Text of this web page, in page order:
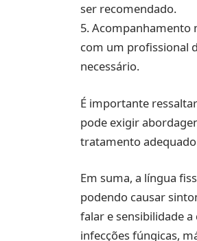
ser recomendado.
5.
com um profissional
necessário.
É importante
pode exigir
tratamento
Em suma, a língua
podendo causar
falar e sensibilidade
infecções fúngicas,